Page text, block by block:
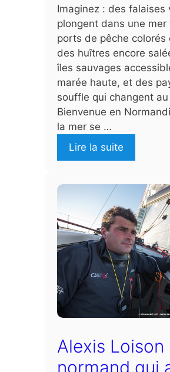
Imaginez : des falaises
plongent dans une
ports de pêche colorés
des huîtres encore
îles sauvages
marée haute, et des
souffle qui changent
Bienvenue en
la mer se …
Lire la suite
Alexis
normand qui